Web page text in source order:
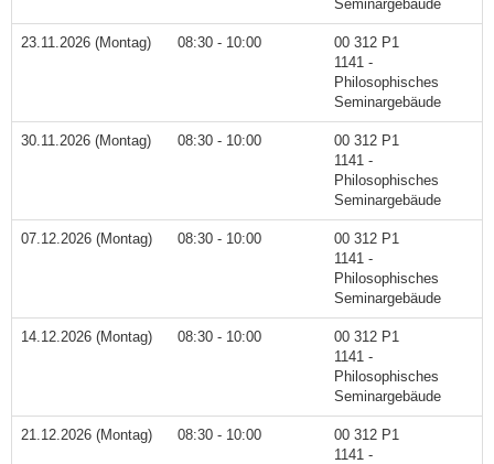
Seminargebäude
23.11.2026 (Montag) 08:30 - 10:00
00 312 P1
1141 -
Philosophisches
Seminargebäude
30.11.2026 (Montag) 08:30 - 10:00
00 312 P1
1141 -
Philosophisches
Seminargebäude
07.12.2026 (Montag) 08:30 - 10:00
00 312 P1
1141 -
Philosophisches
Seminargebäude
14.12.2026 (Montag) 08:30 - 10:00
00 312 P1
1141 -
Philosophisches
Seminargebäude
21.12.2026 (Montag) 08:30 - 10:00
00 312 P1
1141 -